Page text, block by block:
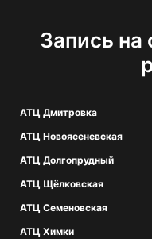
Запись на
АТЦ Дмитровка
АТЦ Новоясеневская
АТЦ Долгопрудный
АТЦ Щёлковская
АТЦ Семеновская
АТЦ Химки